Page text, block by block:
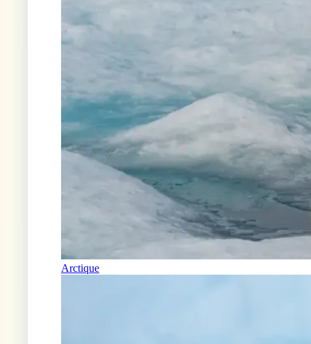
Arctique